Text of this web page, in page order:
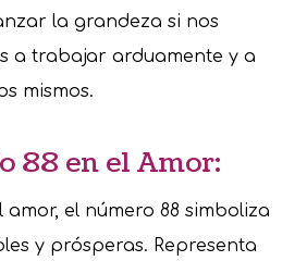
la grandeza si nos
a trabajar arduamente y a
mismos.
88 en el Amor:
amor, el número 88 simboliza
y prósperas. Representa